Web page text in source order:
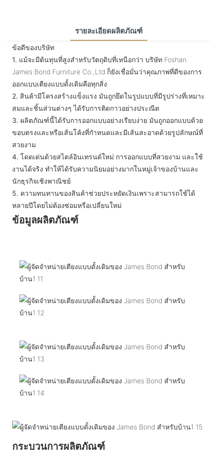
รายละเอียดผลิตภัณฑ์
ข้อดีของบริษัท
1. แม้จะมีต้นทุนที่สูงสำหรับวัตถุดิบที่เหนือกว่า บริษัท Foshan
James Bond Furniture Co.,Ltd ก็ยังเชื่อมั่นว่าคุณภาพที่ดีของการ
ออกแบบเตียงแบบดั้งเดิมคือทุกสิ่ง
2. สินค้ามีโครงสร้างแข็งแรง มันถูกยึดในรูปแบบที่มีรูปร่างที่เหมาะ
สมและชิ้นส่วนต่างๆ ได้รับการติดกาวอย่างประณีต
3. ผลิตภัณฑ์นี้ได้รับการออกแบบอย่างเรียบง่าย มันถูกออกแบบด้วย
ขอบตรงและหรือเส้นโค้งที่กำหนดและมีเส้นสะอาดด้วยรูปลักษณ์ที่
สวยงาม
4. โดดเด่นด้วยสไตล์อินเทรนด์ใหม่ การออกแบบที่สวยงาม และใช้
งานได้จริง ทำให้ได้รับความนิยมอย่างมากในหมู่เจ้าของบ้านและ
นักธุรกิจเชิงพาณิชย์
5. ความทนทานของสินค้าช่วยประหยัดเงินเพราะสามารถใช้ได้
หลายปีโดยไม่ต้องซ่อมหรือเปลี่ยนใหม่
ข้อมูลผลิตภัณฑ์
กระบวนการผลิตภัณฑ์